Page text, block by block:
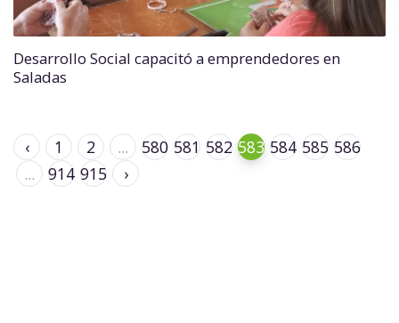
Desarrollo Social capacitó a emprendedores en
Saladas
‹ 1 2 ... 580 581 582 583 584 585 586
...
914 915 ›